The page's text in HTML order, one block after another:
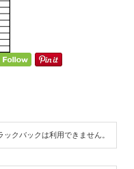
ックバックは利用できません。